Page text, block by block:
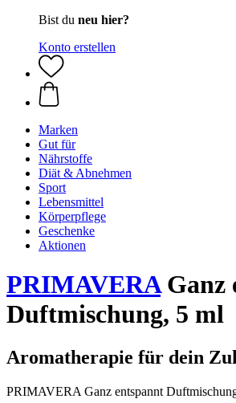
Bist du neu hier?
Konto erstellen
Marken
Gut für
Nährstoffe
Diät & Abnehmen
Sport
Lebensmittel
Körperpflege
Geschenke
Aktionen
PRIMAVERAGanz
Duftmischung, 5 ml
Aromatherapie für dein
PRIMAVERA Ganz entspannt